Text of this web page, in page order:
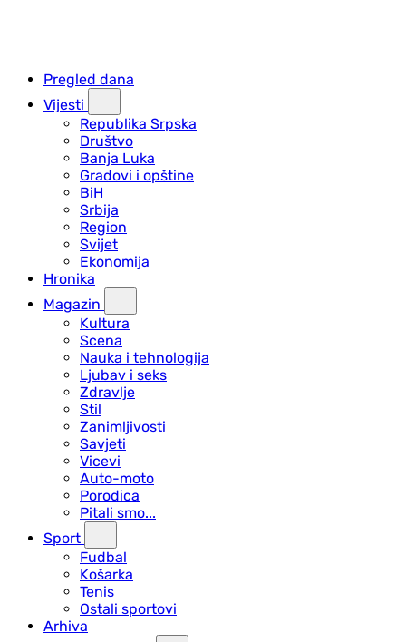
Pregled dana
Vijesti
Republika Srpska
Društvo
Banja Luka
Gradovi i opštine
BiH
Srbija
Region
Svijet
Ekonomija
Hronika
Magazin
Kultura
Scena
Nauka i tehnologija
Ljubav i seks
Zdravlje
Stil
Zanimljivosti
Savjeti
Vicevi
Auto-moto
Porodica
Pitali smo...
Sport
Fudbal
Košarka
Tenis
Ostali sportovi
Arhiva